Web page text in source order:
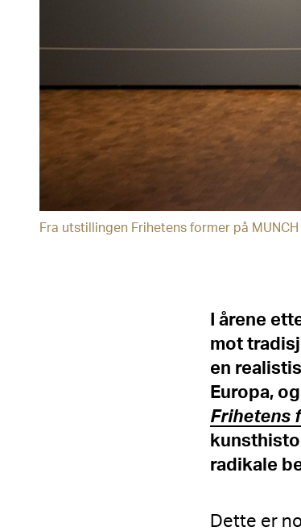
Fra utstillingen Frihetens former på
I årene
mot
en
Europa,
Frihetens
radikale
Dette er